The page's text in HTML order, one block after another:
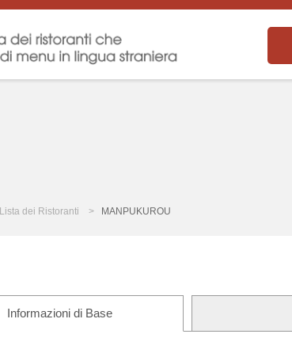
Lista dei Ristoranti MANPUKUROU
Informazioni di Base